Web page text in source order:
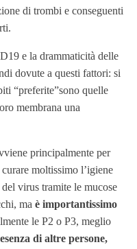
di trombi e conseguenti
e la drammaticità delle
dovute a questi fattori: si
“preferite”sono quelle
membrana una
principalmente per
moltissimo l’igiene
virus tramite le mucose
ma è importantissimo
le P2 o P3, meglio
di altre persone,